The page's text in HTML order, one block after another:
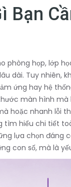
Bạn
phòng họp, lớp
dài. Tuy nhiên,
ứng hay hệ
màn hình
hoặc nhanh lỗi
tìm hiểu chi tiết
lựa chọn
con số, mà là